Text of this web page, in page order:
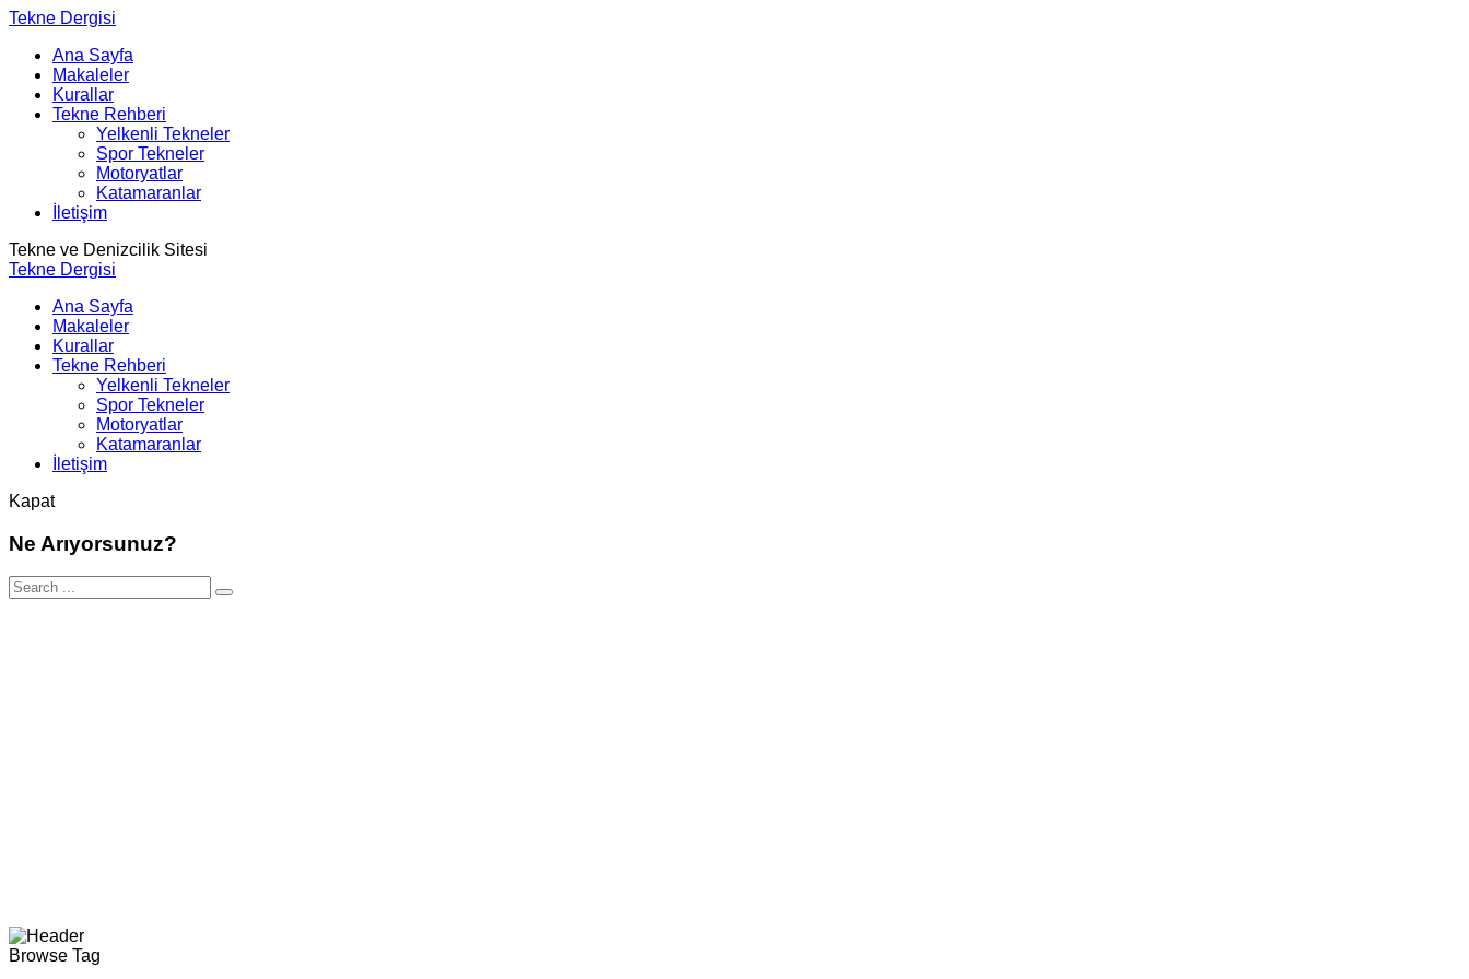
Tekne Dergisi
Ana Sayfa
Makaleler
Kurallar
Tekne Rehberi
Yelkenli Tekneler
Spor Tekneler
Motoryatlar
Katamaranlar
İletişim
Tekne ve Denizcilik Sitesi
Tekne Dergisi
Ana Sayfa
Makaleler
Kurallar
Tekne Rehberi
Yelkenli Tekneler
Spor Tekneler
Motoryatlar
Katamaranlar
İletişim
Kapat
Ne Arıyorsunuz?
Browse Tag